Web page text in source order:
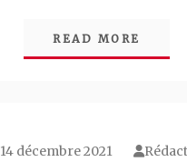
READ MORE
14 décembre 2021